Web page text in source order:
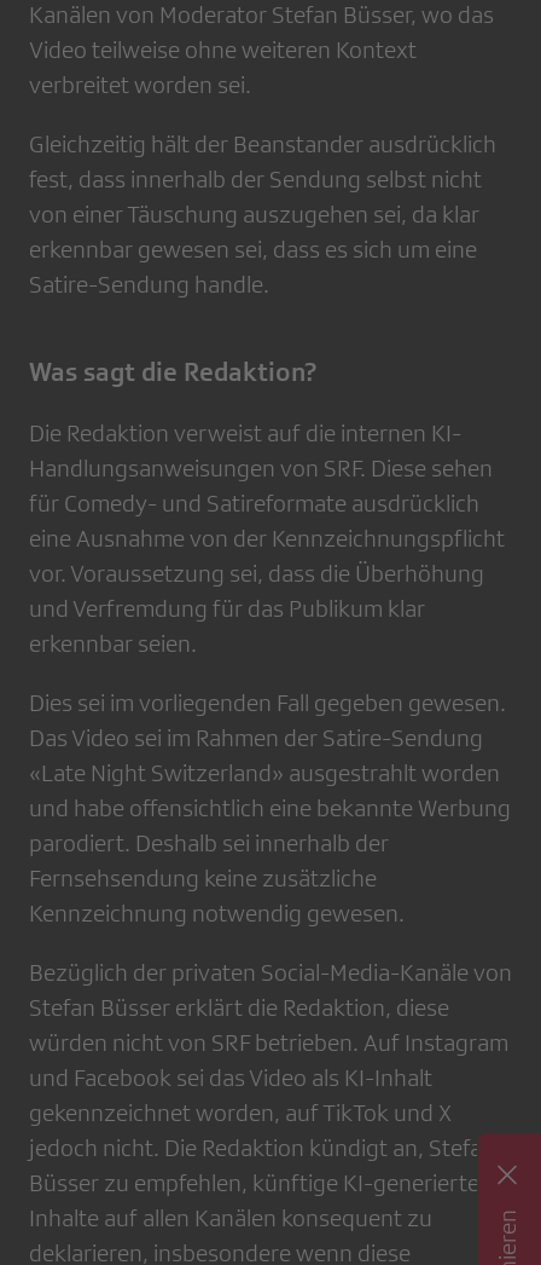
Kanälen von Moderator Stefan Büsser, wo das
Video teilweise ohne weiteren Kontext
verbreitet worden sei.
Gleichzeitig hält der Beanstander ausdrücklich
fest, dass innerhalb der Sendung selbst nicht
von einer Täuschung auszugehen sei, da klar
erkennbar gewesen sei, dass es sich um eine
Satire-Sendung handle.
Was sagt die Redaktion?
Die Redaktion verweist auf die internen KI-
Handlungsanweisungen von SRF. Diese sehen
für Comedy- und Satireformate ausdrücklich
eine Ausnahme von der Kennzeichnungspflicht
vor. Voraussetzung sei, dass die Überhöhung
und Verfremdung für das Publikum klar
erkennbar seien.
Dies sei im vorliegenden Fall gegeben gewesen.
Das Video sei im Rahmen der Satire-Sendung
«Late Night Switzerland» ausgestrahlt worden
und habe offensichtlich eine bekannte Werbung
parodiert. Deshalb sei innerhalb der
Fernsehsendung keine zusätzliche
Kennzeichnung notwendig gewesen.
Bezüglich der privaten Social-Media-Kanäle von
Stefan Büsser erklärt die Redaktion, diese
würden nicht von SRF betrieben. Auf Instagram
und Facebook sei das Video als KI-Inhalt
gekennzeichnet worden, auf TikTok und X
jedoch nicht. Die Redaktion kündigt an, Stefan
Büsser zu empfehlen, künftige KI-generierte
Inhalte auf allen Kanälen konsequent zu
deklarieren, insbesondere wenn diese